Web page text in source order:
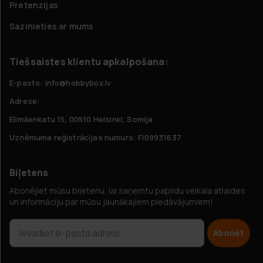
Pretenzijas
Sazinieties ar mums
Tiešsaistes klientu apkalpošana:
E-pasts: info@hobbybox.lv
Adrese:
Elimäenkatu 15, 00510 Helsinki, Somija
Uzņēmuma reģistrācijas numurs: FI09931637
Biļetens
Abonējiet mūsu biļetenu, lai saņemtu papildu veikala atlaides
un informāciju par mūsu jaunākajiem piedāvājumiem!
Abonēt